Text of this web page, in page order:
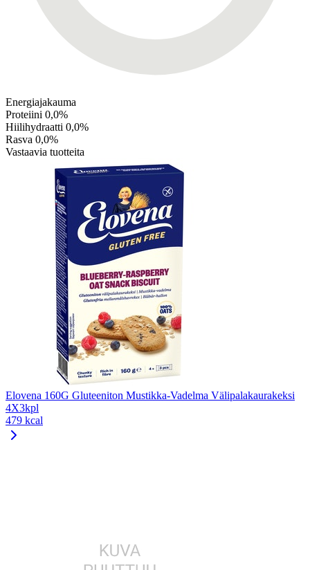
Energiajakauma
Proteiini 0,0%
Hiilihydraatti 0,0%
Rasva 0,0%
Vastaavia tuotteita
Elovena 160G Gluteeniton Mustikka-Vadelma Välipalakaurakeksi
4X3kpl
479 kcal